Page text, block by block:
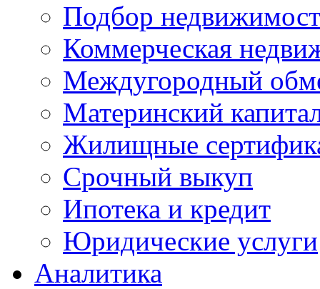
Подбор
Коммерческая
Междугородный
Материнский
Жилищные
Срочный выкуп
Ипотека и кредит
Юридические услуги
Аналитика